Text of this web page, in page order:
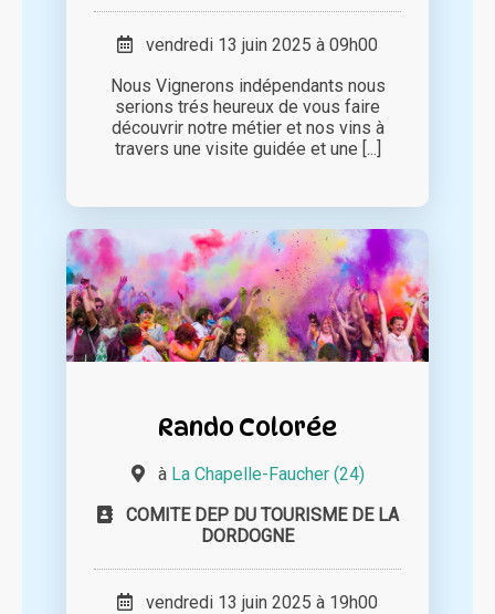
vendredi 13 juin 2025 à 09h00
Nous Vignerons indépendants nous
serions trés heureux de vous faire
découvrir notre métier et nos vins à
travers une visite guidée et une [...]
Rando Colorée
à La Chapelle-Faucher (24)
COMITE DEP DU TOURISME DE LA
DORDOGNE
vendredi 13 juin 2025 à 19h00